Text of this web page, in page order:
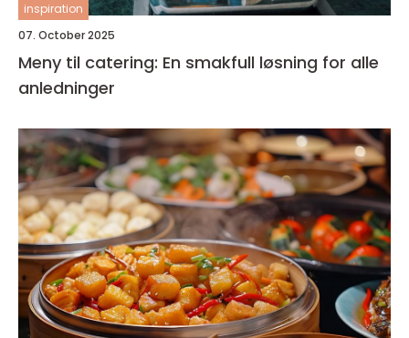
inspiration
07. October 2025
Meny til catering: En smakfull løsning for alle
anledninger